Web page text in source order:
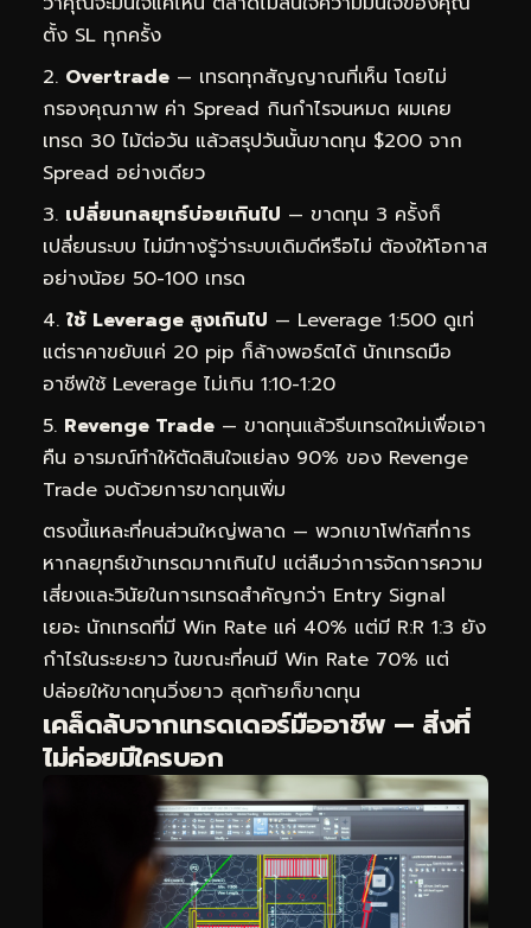
ตั้ง SL ทุกครั้ง
Overtrade — เทรดทุกสัญญาณที่เห็น โดยไม่
กรองคุณภาพ ค่า Spread กินกำไรจนหมด ผมเคย
เทรด 30 ไม้ต่อวัน แล้วสรุปวันนั้นขาดทุน $200 จาก
Spread อย่างเดียว
เปลี่ยนกลยุทธ์บ่อยเกินไป — ขาดทุน 3 ครั้งก็
เปลี่ยนระบบ ไม่มีทางรู้ว่าระบบเดิมดีหรือไม่ ต้องให้โอกาส
อย่างน้อย 50-100 เทรด
ใช้ Leverage สูงเกินไป — Leverage 1:500 ดูเท่
แต่ราคาขยับแค่ 20 pip ก็ล้างพอร์ตได้ นักเทรดมือ
อาชีพใช้ Leverage ไม่เกิน 1:10-1:20
Revenge Trade — ขาดทุนแล้วรีบเทรดใหม่เพื่อเอา
คืน อารมณ์ทำให้ตัดสินใจแย่ลง 90% ของ Revenge
Trade จบด้วยการขาดทุนเพิ่ม
ตรงนี้แหละที่คนส่วนใหญ่พลาด — พวกเขาโฟกัสที่การ
หากลยุทธ์เข้าเทรดมากเกินไป แต่ลืมว่าการจัดการความ
เสี่ยงและวินัยในการเทรดสำคัญกว่า Entry Signal
เยอะ นักเทรดที่มี Win Rate แค่ 40% แต่มี R:R 1:3 ยัง
กำไรในระยะยาว ในขณะที่คนมี Win Rate 70% แต่
ปล่อยให้ขาดทุนวิ่งยาว สุดท้ายก็ขาดทุน
เคล็ดลับจากเทรดเดอร์มืออาชีพ — สิ่งที่
ไม่ค่อยมีใครบอก